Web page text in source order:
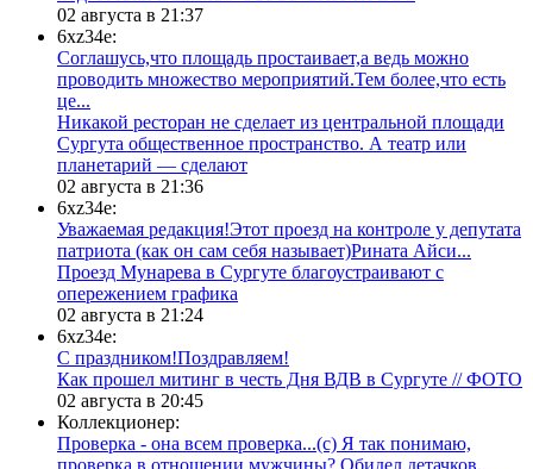
02 августа в 21:37
6xz34e:
Соглашусь,что площадь простаивает,а ведь можно
проводить множество мероприятий.Тем более,что есть
це...
​Никакой ресторан не сделает из центральной площади
Сургута общественное пространство. А театр или
планетарий — сделают
02 августа в 21:36
6xz34e:
Уважаемая редакция!Этот проезд на контроле у депутата
патриота (как он сам себя называет)Рината Айси...
​Проезд Мунарева в Сургуте благоустраивают с
опережением графика
02 августа в 21:24
6xz34e:
С праздником!Поздравляем!
Как прошел митинг в честь Дня ВДВ в Сургуте // ФОТО
02 августа в 20:45
Коллекционер:
Проверка - она всем проверка...(с) Я так понимаю,
проверка в отношении мужчины? Обидел детачков.